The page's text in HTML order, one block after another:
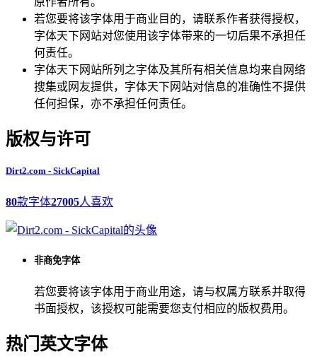
若您要将该字体用于商业目的，请联系作者获得授权，
字体天下网站对您使用该字体带来的一切后果不承担任
何责任。
字体天下网站所列之字体及其所有相关信息均来自网络
搜集或网友提供，字体天下网站对信息的准确性不提供
任何担保，亦不承担任何责任。
版权与许可
Dirt2.com - SickCapital
80款字体27005人喜欢
非商免字体
若您要将该字体用于商业用途，请与权属方联系并取得
书面授权，该授权可能需要您支付相应的版权费用。
热门英文字体